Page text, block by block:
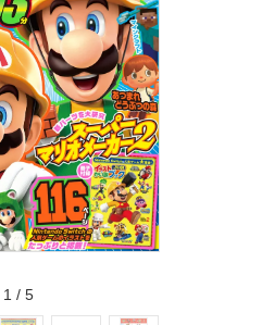
1 / 5